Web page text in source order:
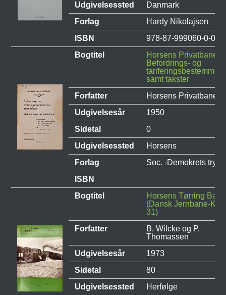
Udgivelsessted
Danmark
Forlag
Hardy Nikolajsen
ISBN
978-87-999060-0-0
Bogtitel
Horsens Privatbaner
Befordrings- og
samt takster
Forfatter
Horsens Privatbaner
Udgivelsesår
1950
Sidetal
0
Udgivelsessted
Horsens
Forlag
Soc. -Demokrets tryk
ISBN
Bogtitel
Horsens Tørring
(Dansk Jernbane-
31)
Forfatter
B. Wilcke og P.
Thomassen
Udgivelsesår
1973
Sidetal
80
Udgivelsessted
Herfølge